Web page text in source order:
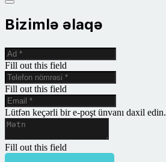
Bizimlə əlaqə
Fill out this field
Fill out this field
Lütfən keçərli bir e-poşt ünvanı daxil edin.
Fill out this field